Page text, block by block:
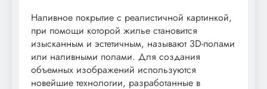
Наливное покрытие с реалистичной картинкой,
при помощи которой жилье становится
изысканным и эстетичным, называют 3D-полами
или наливными полами. Для создания
объемных изображений используются
новейшие технологии, разработанные в